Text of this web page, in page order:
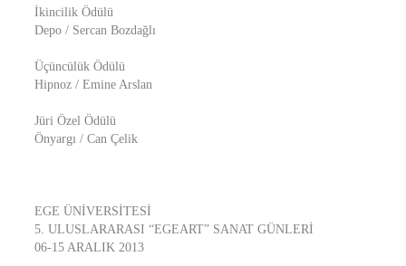
İkincilik Ödülü
Depo / Sercan Bozdağlı
Üçüncülük Ödülü
Hipnoz / Emine Arslan
Jüri Özel Ödülü
Önyargı / Can Çelik
EGE ÜNİVERSİTESİ
5. ULUSLARARASI “EGEART” SANAT GÜNLERİ
06-15 ARALIK 2013